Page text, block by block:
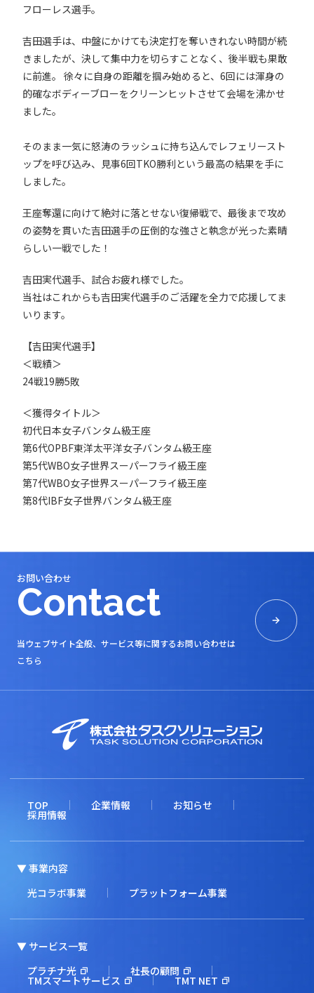
フローレス選手。
吉田選手は、中盤にかけても決定打を奪いきれない時間が続
きましたが、決して集中力を切らすことなく、後半戦も果敢
に前進。 徐々に自身の距離を掴み始めると、6回には渾身の
的確なボディーブローをクリーンヒットさせて会場を沸かせ
ました。
そのまま一気に怒涛のラッシュに持ち込んでレフェリースト
ップを呼び込み、見事6回TKO勝利という最高の結果を手に
しました。
王座奪還に向けて絶対に落とせない復帰戦で、最後まで攻め
の姿勢を貫いた吉田選手の圧倒的な強さと執念が光った素晴
らしい一戦でした！
吉田実代選手、試合お疲れ様でした。
当社はこれからも吉田実代選手のご活躍を全力で応援してま
いります。
【吉田実代選手】
＜戦績＞
24戦19勝5敗
＜獲得タイトル＞
初代日本女子バンタム級王座
第6代OPBF東洋太平洋女子バンタム級王座
第5代WBO女子世界スーパーフライ級王座
第7代WBO女子世界スーパーフライ級王座
第8代IBF女子世界バンタム級王座
お問い合わせ
Contact
当ウェブサイト全般、サービス等に関するお問い合わせは
こちら
TOP 企業情報 お知らせ
採用情報
▼ 事業内容
光コラボ事業
プラットフォーム事業
▼ サービス一覧
プラチナ光
社長の顧問
TMスマートサービス TMT NET